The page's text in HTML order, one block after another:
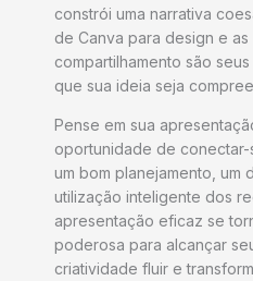
constrói uma narrativa
de Canva para design e
compartilhamento são
que sua ideia seja
Pense em sua
oportunidade de conectar-
um bom planejamento, um
utilização inteligente dos
apresentação eficaz se
poderosa para alcançar
criatividade fluir e